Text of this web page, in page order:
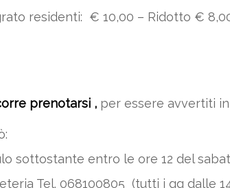
residenti: € 10,00 – Ridotto €
prenotarsi , per essere avvertiti
sottostante entro le ore 12 del
Tel. 068100805 (tutti i gg dalle